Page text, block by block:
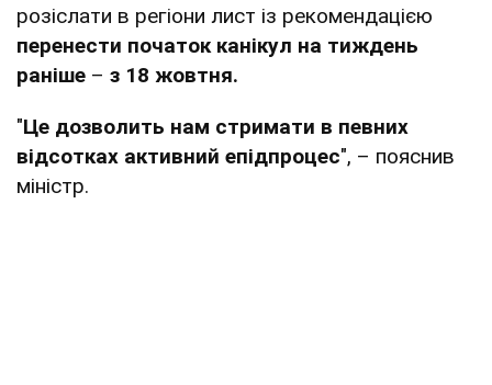
розіслати в регіони лист із рекомендацією
перенести початок канікул на тиждень
раніше – з 18 жовтня.
"Це дозволить нам стримати в певних
відсотках активний епідпроцес", – пояснив
міністр.